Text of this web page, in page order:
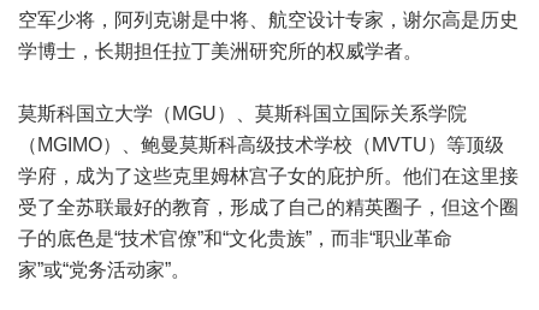
空军少将，阿列克谢是中将、航空设计专家，谢尔高是历史
学博士，长期担任拉丁美洲研究所的权威学者。
莫斯科国立大学（MGU）、莫斯科国立国际关系学院
（MGIMO）、鲍曼莫斯科高级技术学校（MVTU）等顶级
学府，成为了这些克里姆林宫子女的庇护所。他们在这里接
受了全苏联最好的教育，形成了自己的精英圈子，但这个圈
子的底色是“技术官僚”和“文化贵族”，而非“职业革命
家”或“党务活动家”。